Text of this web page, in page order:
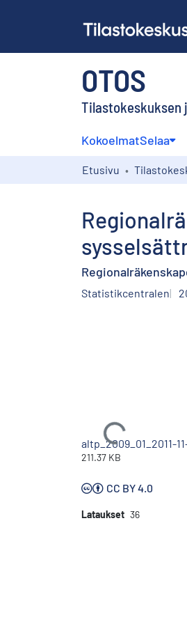
OTOS
Tilastokeskuksen
KokoelmatSelaa
Etusivu
Statistikcentralen
Ladataan...
altp_2009_01_2011-
211.37 KB
CC BY 4.0
Lataukset 36